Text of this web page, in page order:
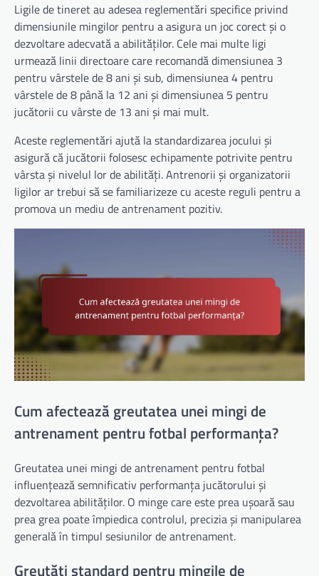
Ligile de tineret au adesea reglementări specifice privind
dimensiunile mingilor pentru a asigura un joc corect și o
dezvoltare adecvată a abilităților. Cele mai multe ligi
urmează linii directoare care recomandă dimensiunea 3
pentru vârstele de 8 ani și sub, dimensiunea 4 pentru
vârstele de 8 până la 12 ani și dimensiunea 5 pentru
jucătorii cu vârste de 13 ani și mai mult.
Aceste reglementări ajută la standardizarea jocului și
asigură că jucătorii folosesc echipamente potrivite pentru
vârsta și nivelul lor de abilități. Antrenorii și organizatorii
ligilor ar trebui să se familiarizeze cu aceste reguli pentru a
promova un mediu de antrenament pozitiv.
Cum afectează greutatea unei mingi de
antrenament pentru fotbal performanța?
Greutatea unei mingi de antrenament pentru fotbal
influențează semnificativ performanța jucătorului și
dezvoltarea abilităților. O minge care este prea ușoară sau
prea grea poate împiedica controlul, precizia și manipularea
generală în timpul sesiunilor de antrenament.
Greutăți standard pentru mingile de